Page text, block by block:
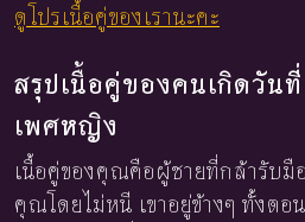
ดูโปรเนื้อคู่ของเรานะคะ
สรุปเนื้อคู่ของคนเกิดวัน
เพศหญิง
เนื้อคู่ของคุณคือผู้ชายที่กล้ารับมื
คุณโดยไม่หนี เขาอยู่ข้างๆ ทั้งต